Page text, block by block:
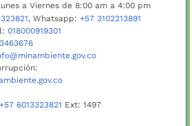
a Viernes de 8:00 am a 4:00 pm
, Whatsapp: +57 3102213891
018000919301
+57 6013323821 Ext: 1497